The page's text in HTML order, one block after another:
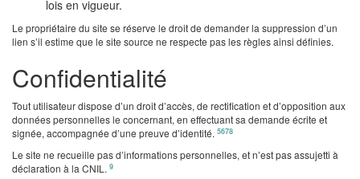
lois en vigueur.
Le propriétaire du site se réserve le droit de demander la suppression d’un
lien s’il estime que le site source ne respecte pas les règles ainsi définies.
Confidentialité
Tout utilisateur dispose d’un droit d’accès, de rectification et d’opposition aux
données personnelles le concernant, en effectuant sa demande écrite et
signée, accompagnée d’une preuve d’identité. 5678
Le site ne recueille pas d’informations personnelles, et n’est pas assujetti à
déclaration à la CNIL. 9